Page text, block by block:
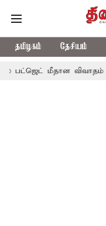
தமிழகம் தேசியம்
மீதான விவாதம் இன்று